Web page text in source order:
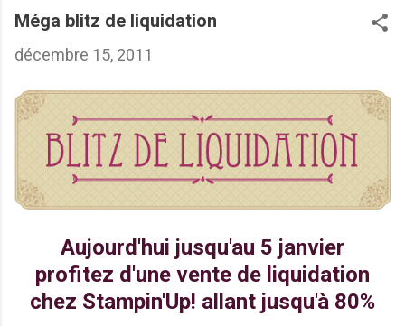
Méga blitz de liquidation
décembre 15, 2011
Aujourd'hui jusqu'au 5 janvier
profitez d'une vente de liquidation
chez Stampin'Up! allant jusqu'à 80%